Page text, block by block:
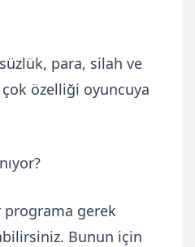
para, silah ve
özelliği oyuncuya
gerek
Bunun için